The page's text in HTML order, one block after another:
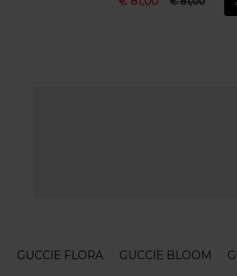
GUCCIE FLORA GUCCIE BLOOM